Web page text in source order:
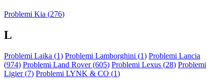
Problemi Kia (276)
L
Problemi Laika (1) Problemi Lamborghini (1) Problemi Lancia
(974) Problemi Land Rover (605) Problemi Lexus (28) Problemi
Ligier (7) Problemi LYNK & CO (1)